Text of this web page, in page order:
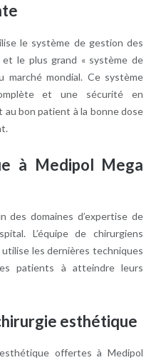
le système de gestion des
et le plus grand « système de
marché mondial. Ce système
et une sécurité en
bon patient à la bonne dose
à Medipol Mega
des domaines d’expertise de
L’équipe de chirurgiens
les dernières techniques
patients à atteindre leurs
esthétique
offertes à Medipol